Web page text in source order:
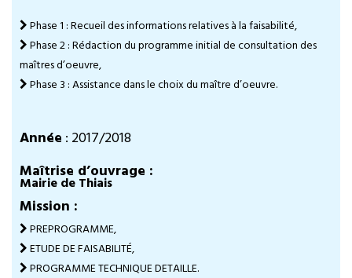
Phase 1 : Recueil des informations relatives à la faisabilité,
Phase 2 : Rédaction du programme initial de consultation des
maîtres d’oeuvre,
Phase 3 : Assistance dans le choix du maître d’oeuvre.
Année : 2017/2018
Maîtrise d’ouvrage :
Mairie de Thiais
Mission :
PREPROGRAMME,
ETUDE DE FAISABILITÉ,
PROGRAMME TECHNIQUE DETAILLE.